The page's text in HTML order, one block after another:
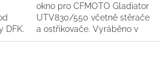
DFK.
okno pro CFMOTO Gladiator
UTV830/550 včetně stěrače
a ostřikovače. Vyráběno v
České republice